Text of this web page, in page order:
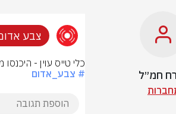
חמ״ל
צבע
כלי טייס עוין -
# צבע_אדום